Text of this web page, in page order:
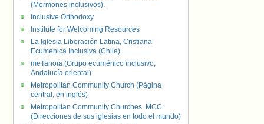
(Mormones inclusivos).
Inclusive Orthodoxy
Institute for Welcoming Resources
La Iglesia Liberación Latina, Cristiana
Ecuménica Inclusiva (Chile)
meTanoia (Grupo ecuménico inclusivo,
Andalucía oriental)
Metropolitan Community Church (Página
central, en inglés)
Metropolitan Community Churches. MCC.
(Direcciones de sus iglesias en todo el mundo)